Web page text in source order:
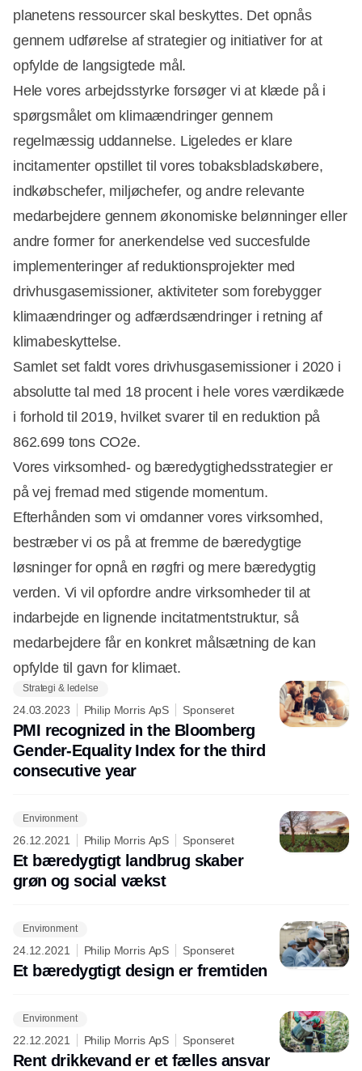
planetens ressourcer skal beskyttes. Det opnås
gennem udførelse af strategier og initiativer for at
opfylde de langsigtede mål.
Hele vores arbejdsstyrke forsøger vi at klæde på i
spørgsmålet om klimaændringer gennem
regelmæssig uddannelse. Ligeledes er klare
incitamenter opstillet til vores tobaksbladskøbere,
indkøbschefer, miljøchefer, og andre relevante
medarbejdere gennem økonomiske belønninger eller
andre former for anerkendelse ved succesfulde
implementeringer af reduktionsprojekter med
drivhusgasemissioner, aktiviteter som forebygger
klimaændringer og adfærdsændringer i retning af
klimabeskyttelse.
Samlet set faldt vores drivhusgasemissioner i 2020 i
absolutte tal med 18 procent i hele vores værdikæde
i forhold til 2019, hvilket svarer til en reduktion på
862.699 tons CO2e.
Vores virksomhed- og bæredygtighedsstrategier er
på vej fremad med stigende momentum.
Efterhånden som vi omdanner vores virksomhed,
bestræber vi os på at fremme de bæredygtige
løsninger for opnå en røgfri og mere bæredygtig
verden. Vi vil opfordre andre virksomheder til at
indarbejde en lignende incitatmentstruktur, så
medarbejdere får en konkret målsætning de kan
opfylde til gavn for klimaet.
Strategi & ledelse
24.03.2023 Philip Morris ApS Sponseret
PMI recognized in the Bloomberg
Gender-Equality Index for the third
consecutive year
Environment
26.12.2021 Philip Morris ApS Sponseret
Et bæredygtigt landbrug skaber
grøn og social vækst
Environment
24.12.2021 Philip Morris ApS Sponseret
Et bæredygtigt design er fremtiden
Environment
22.12.2021 Philip Morris ApS Sponseret
Rent drikkevand er et fælles ansvar